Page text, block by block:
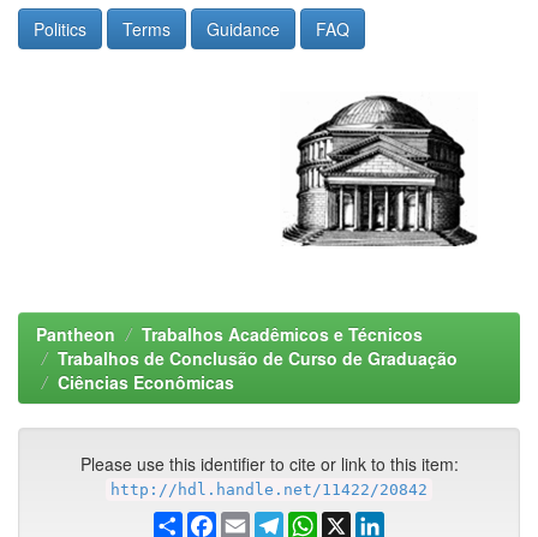
Politics Terms Guidance FAQ
Pantheon
Trabalhos Acadêmicos e Técnicos
Trabalhos de Conclusão de Curso de Graduação
Ciências Econômicas
Please use this identifier to cite or link to this item:
http://hdl.handle.net/11422/20842
ShareFacebook
EmailTelegramWhatsApp
X